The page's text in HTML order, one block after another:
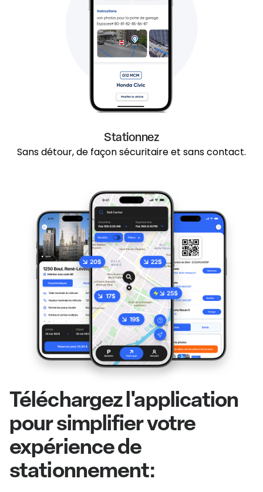
Stationnez
Sans détour, de façon sécuritaire et sans contact.
Téléchargez l'application
pour simplifier votre
expérience de
stationnement: